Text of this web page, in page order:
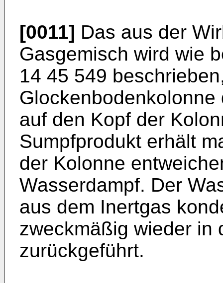
[0011] Das aus der
Gasgemisch wird wie
14 45 549
auf den Kopf der
Sumpfprodukt erhält
der Kolonne
Wasserdampf. Der
aus dem Inertgas
zweckmäßig wieder in
zurückgeführt.